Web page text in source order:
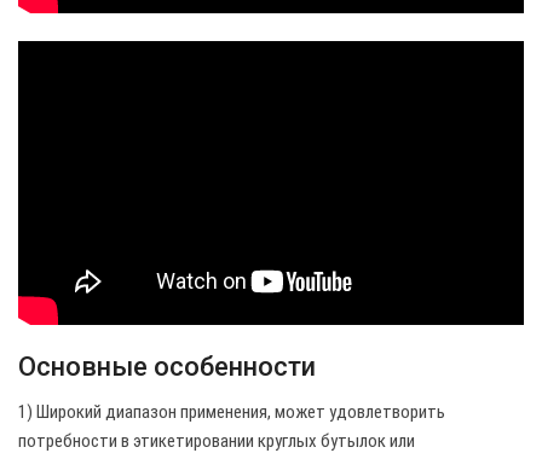
Основные особенности
1) Широкий диапазон применения, может удовлетворить
потребности в этикетировании круглых бутылок или